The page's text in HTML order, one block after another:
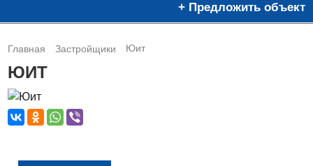
+ Предложить объект
Главная Застройщики Юит
ЮИТ